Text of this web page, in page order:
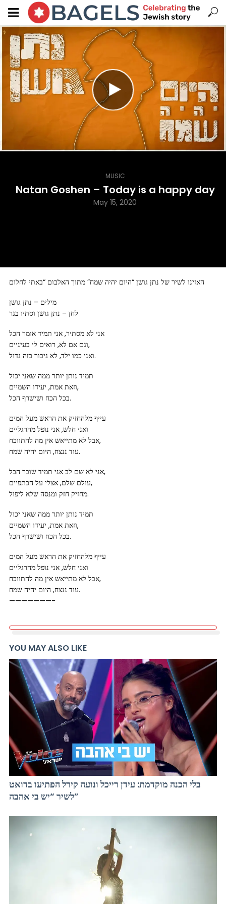
MUSIC
Natan Goshen – Today is a happy day
May 15, 2020
האזינו לשיר של נתן גושן “היום יהיה שמח” מתוך האלבום “באתי לחלום
מילים – נתן גושן
לחן – נתן גושן וסתיו בגר
אני לא מסתיר, אני תמיד אומר הכל
וגם אם לא, רואים לי בעיניים,
ואני כמו ילד, לא גיבור כזה גדול.
תמיד נותן יותר ממה שאני יכול
וזאת אמת, יעידו השמיים,
בכל הכח ושישרף הכל.
עייף מלהחזיק את הראש מעל המים
ואני חלש, אני נופל מהרגליים
אבל לא מתייאש אין מה להתווכח,
עוד ננצח, היום יהיה שמח.
אני לא שם לב אני תמיד שובר הכל,
עולם שלם, אצלי על הכתפיים,
מחזיק חזק ומנסה שלא ליפול.
תמיד נותן יותר ממה שאני יכול
וזאת אמת, יעידו השמיים,
בכל הכח ושישרף הכל.
עייף מלהחזיק את הראש מעל המים
ואני חלש, אני נופל מהרגליים
אבל לא מתייאש אין מה להתווכח,
עוד ננצח, היום יהיה שמח.
———————-
YOU MAY ALSO LIKE
בלי הכנה מוקדמת: עידן רייכל ונועה קירל הפתיעו בדואט
לשיר “יש בי אהבה”